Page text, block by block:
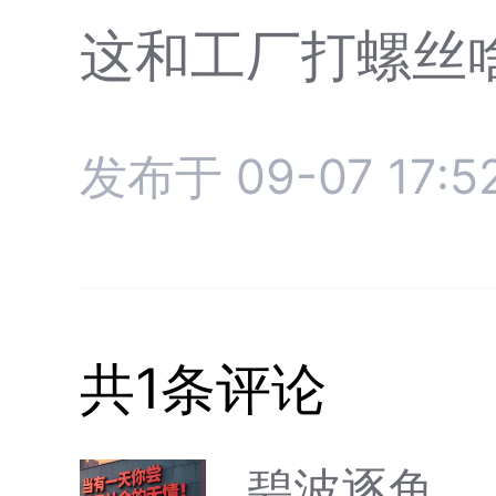
这和工厂打螺丝
发布于 09-07
共1条评论